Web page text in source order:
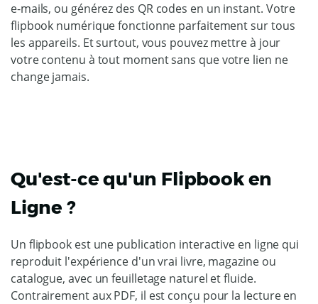
e-mails, ou générez des QR codes en un instant. Votre
flipbook numérique fonctionne parfaitement sur tous
les appareils. Et surtout, vous pouvez mettre à jour
votre contenu à tout moment sans que votre lien ne
change jamais.
Qu'est-ce qu'un Flipbook en
Ligne ?
Un flipbook est une publication interactive en ligne qui
reproduit l'expérience d'un vrai livre, magazine ou
catalogue, avec un feuilletage naturel et fluide.
Contrairement aux PDF, il est conçu pour la lecture en